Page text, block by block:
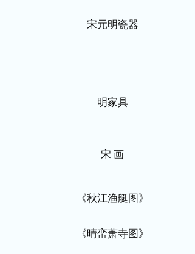
宋元明瓷器
明家具
宋 画
《秋江渔艇图》
《晴峦萧寺图》